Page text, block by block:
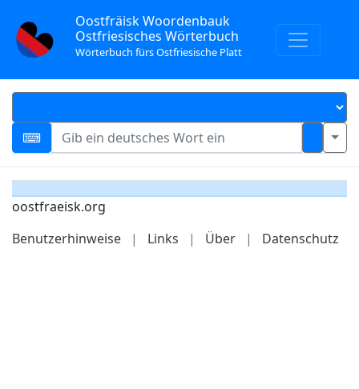
Oostfräisk Woordenbauk
Ostfriesisches Wörterbuch
Wörterbuch fürs Ostfriesische Platt
oostfraeisk.org
Benutzerhinweise
| Links | Über | Datenschutz